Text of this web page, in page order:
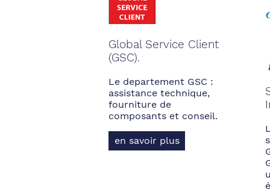
Global Service Client
(GSC).
Le departement GSC :
assistance technique,
fourniture de
composants et conseil.
en savoir plus